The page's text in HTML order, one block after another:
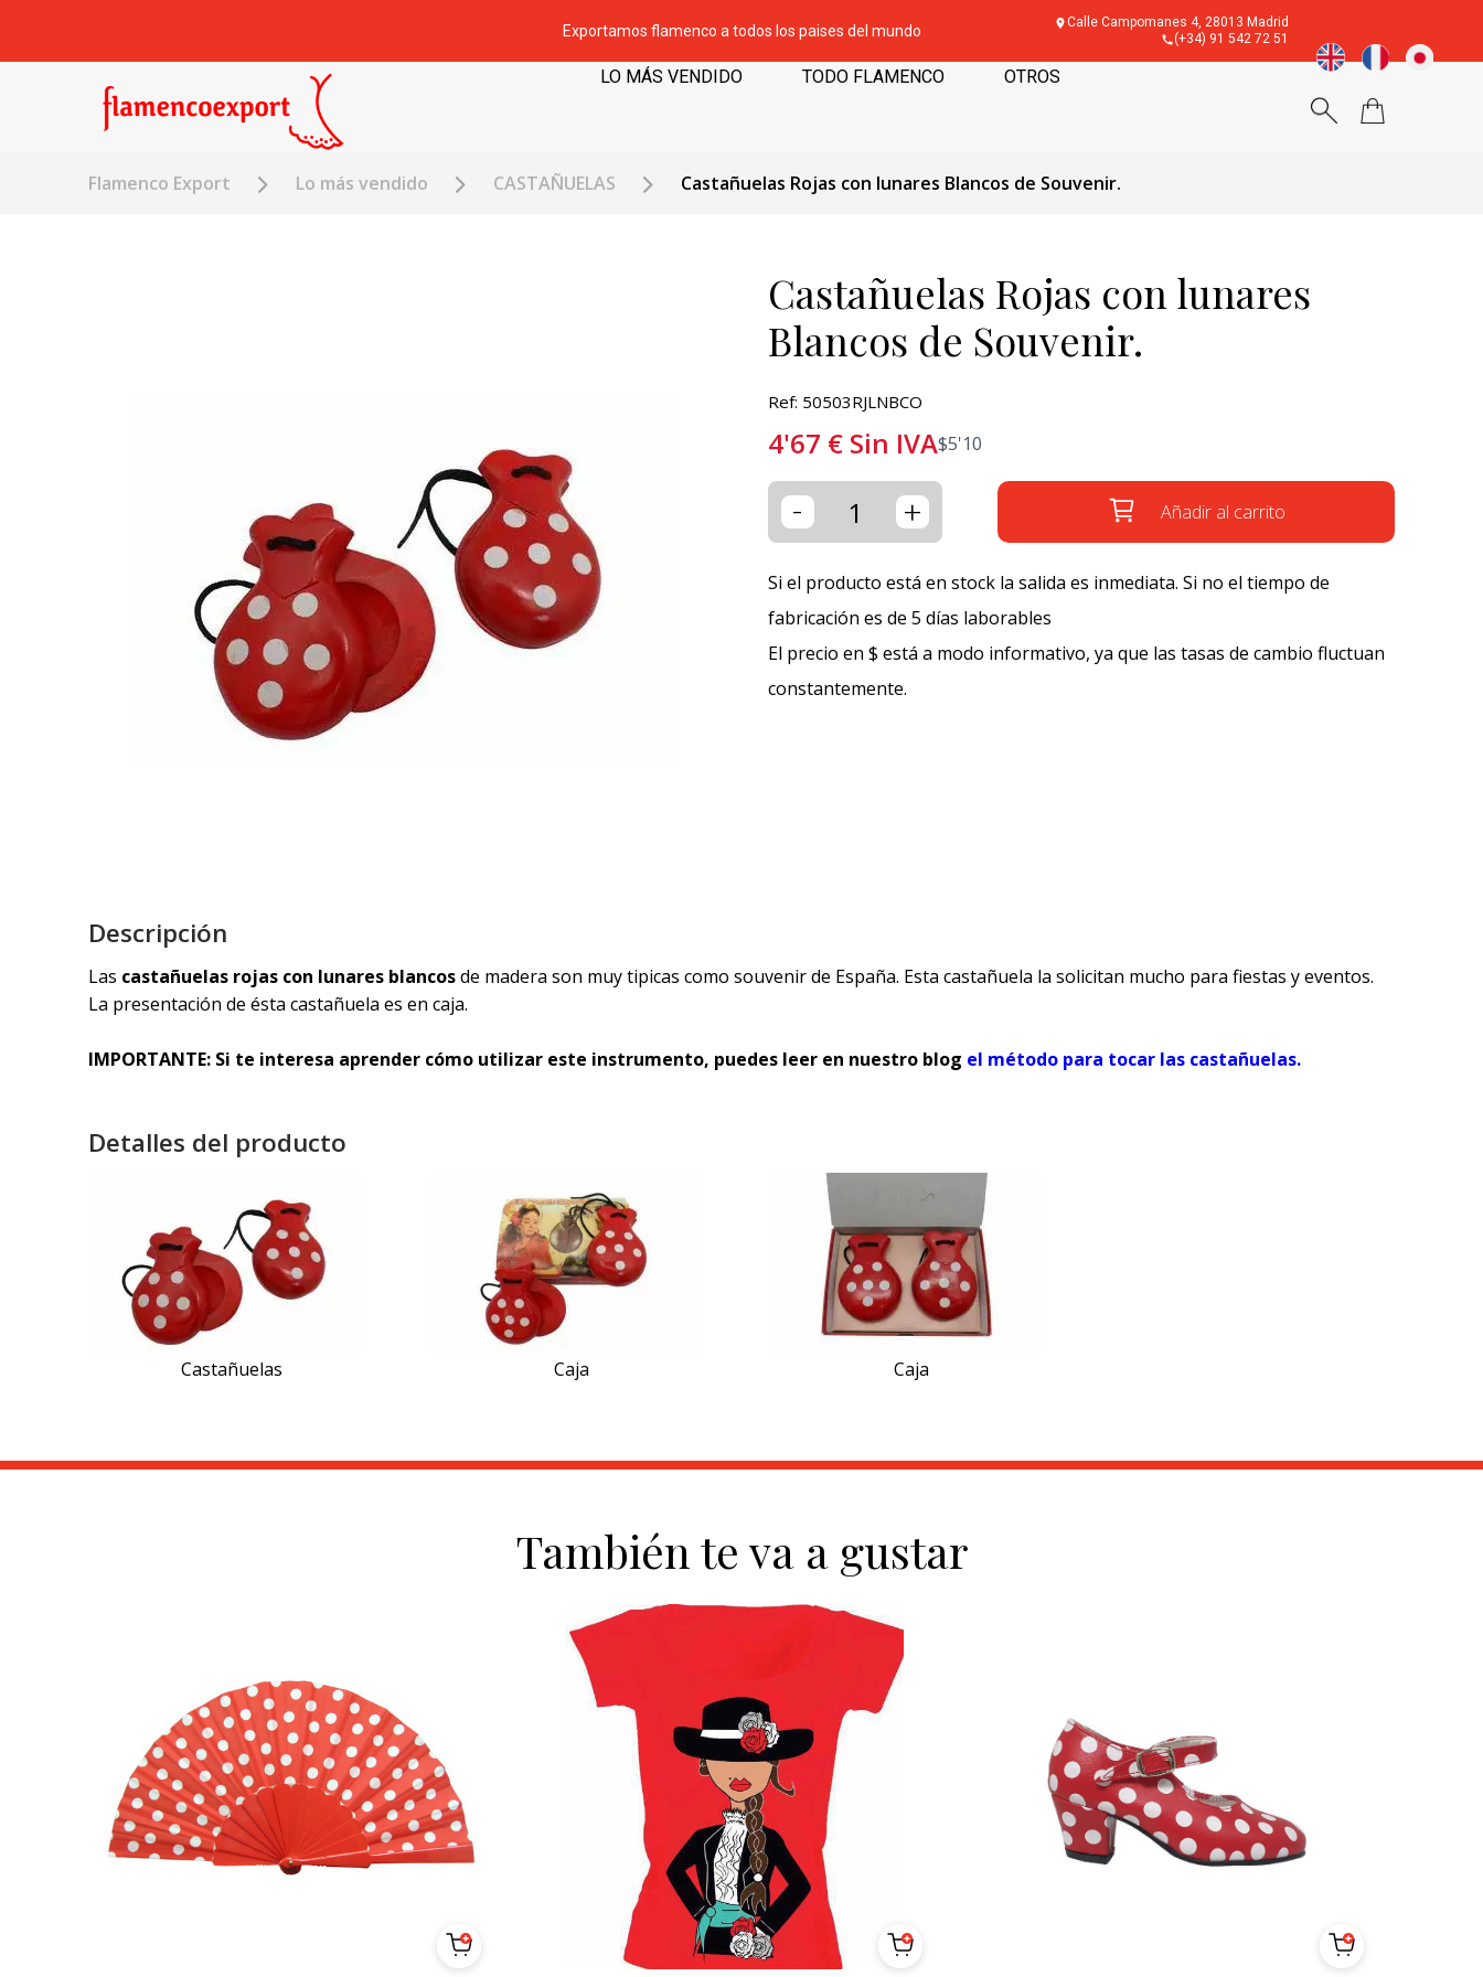
Exportamos flamenco a todos los paises del mundo
Calle Campomanes 4, 28013 Madrid
(+34) 91 542 72 51
LO MÁS VENDIDO TODO FLAMENCO OTROS
Flamenco Export Lo más vendido CASTAÑUELAS Castañuelas Rojas con lunares Blancos de Souvenir.
Castañuelas Rojas con lunares
Blancos de Souvenir.
Ref: 50503RJLNBCO
4'67 € Sin IVA$5'10
- + Añadir al carrito
Si el producto está en stock la salida es inmediata. Si no el tiempo de
fabricación es de 5 días laborables
El precio en $ está a modo informativo, ya que las tasas de cambio fluctuan
constantemente.
Descripción
Las castañuelas rojas con lunares blancosde madera son muy tipicas como souvenir de España. Esta castañuela la solicitan mucho para fiestas y eventos.
La presentación de ésta castañuela es en caja.
IMPORTANTE: Si te interesa aprender cómo utilizar este instrumento, puedes leer en nuestro blog el método para tocar las castañuelas.
Detalles del producto
Castañuelas Caja Caja
También te va a gustar